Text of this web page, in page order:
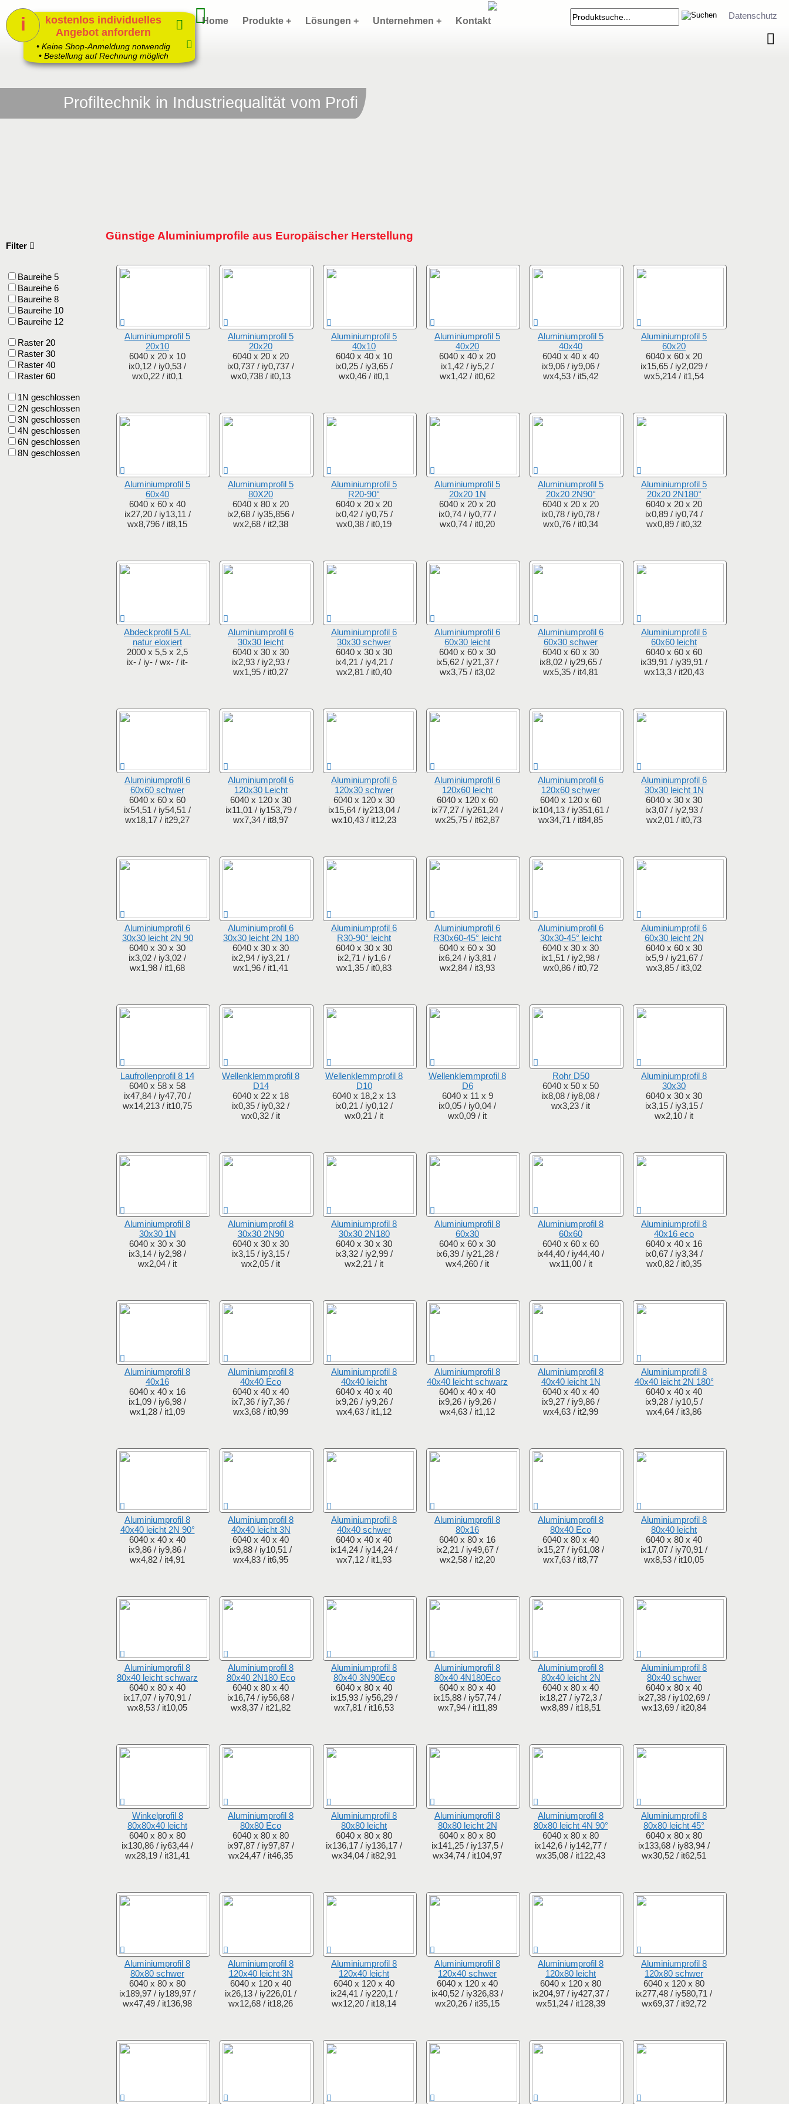
Profiltechnik in Industriequalität vom Profi
Datenschutz
Home Produkte + Lösungen + Unternehmen + Kontakt
Günstige Aluminiumprofile aus Europäischer Herstellung
Aluminiumprofil 5
20x10
6040 x 20 x 10
ix0,12 / iy0,53 /
wx0,22 / it0,1
Aluminiumprofil 5
20x20
6040 x 20 x 20
ix0,737 / iy0,737 /
wx0,738 / it0,13
Aluminiumprofil 5
40x10
6040 x 40 x 10
ix0,25 / iy3,65 /
wx0,46 / it0,1
Aluminiumprofil 5
40x20
6040 x 40 x 20
ix1,42 / iy5,2 /
wx1,42 / it0,62
Aluminiumprofil 5
40x40
6040 x 40 x 40
ix9,06 / iy9,06 /
wx4,53 / it5,42
Aluminiumprofil 5
60x20
6040 x 60 x 20
ix15,65 / iy2,029 /
wx5,214 / it1,54
Aluminiumprofil 5
60x40
6040 x 60 x 40
ix27,20 / iy13,11 /
wx8,796 / it8,15
Aluminiumprofil 5
80X20
6040 x 80 x 20
ix2,68 / iy35,856 /
wx2,68 / it2,38
Aluminiumprofil 5
R20-90°
6040 x 20 x 20
ix0,42 / iy0,75 /
wx0,38 / it0,19
Aluminiumprofil 5
20x20 1N
6040 x 20 x 20
ix0,74 / iy0,77 /
wx0,74 / it0,20
Aluminiumprofil 5
20x20 2N90°
6040 x 20 x 20
ix0,78 / iy0,78 /
wx0,76 / it0,34
Aluminiumprofil 5
20x20 2N180°
6040 x 20 x 20
ix0,89 / iy0,74 /
wx0,89 / it0,32
Abdeckprofil 5 AL
natur eloxiert
2000 x 5,5 x 2,5
ix- / iy- / wx- / it-
Aluminiumprofil 6
30x30 leicht
6040 x 30 x 30
ix2,93 / iy2,93 /
wx1,95 / it0,27
Aluminiumprofil 6
30x30 schwer
6040 x 30 x 30
ix4,21 / iy4,21 /
wx2,81 / it0,40
Aluminiumprofil 6
60x30 leicht
6040 x 60 x 30
ix5,62 / iy21,37 /
wx3,75 / it3,02
Aluminiumprofil 6
60x30 schwer
6040 x 60 x 30
ix8,02 / iy29,65 /
wx5,35 / it4,81
Aluminiumprofil 6
60x60 leicht
6040 x 60 x 60
ix39,91 / iy39,91 /
wx13,3 / it20,43
Aluminiumprofil 6
60x60 schwer
6040 x 60 x 60
ix54,51 / iy54,51 /
wx18,17 / it29,27
Aluminiumprofil 6
120x30 Leicht
6040 x 120 x 30
ix11,01 / iy153,79 /
wx7,34 / it8,97
Aluminiumprofil 6
120x30 schwer
6040 x 120 x 30
ix15,64 / iy213,04 /
wx10,43 / it12,23
Aluminiumprofil 6
120x60 leicht
6040 x 120 x 60
ix77,27 / iy261,24 /
wx25,75 / it62,87
Aluminiumprofil 6
120x60 schwer
6040 x 120 x 60
ix104,13 / iy351,61 /
wx34,71 / it84,85
Aluminiumprofil 6
30x30 leicht 1N
6040 x 30 x 30
ix3,07 / iy2,93 /
wx2,01 / it0,73
Aluminiumprofil 6
30x30 leicht 2N 90
6040 x 30 x 30
ix3,02 / iy3,02 /
wx1,98 / it1,68
Aluminiumprofil 6
30x30 leicht 2N 180
6040 x 30 x 30
ix2,94 / iy3,21 /
wx1,96 / it1,41
Aluminiumprofil 6
R30-90° leicht
6040 x 30 x 30
ix2,71 / iy1,6 /
wx1,35 / it0,83
Aluminiumprofil 6
R30x60-45° leicht
6040 x 60 x 30
ix6,24 / iy3,81 /
wx2,84 / it3,93
Aluminiumprofil 6
30x30-45° leicht
6040 x 30 x 30
ix1,51 / iy2,98 /
wx0,86 / it0,72
Aluminiumprofil 6
60x30 leicht 2N
6040 x 60 x 30
ix5,9 / iy21,67 /
wx3,85 / it3,02
Laufrollenprofil 8 14
6040 x 58 x 58
ix47,84 / iy47,70 /
wx14,213 / it10,75
Wellenklemmprofil 8
D14
6040 x 22 x 18
ix0,35 / iy0,32 /
wx0,32 / it
Wellenklemmprofil 8
D10
6040 x 18,2 x 13
ix0,21 / iy0,12 /
wx0,21 / it
Wellenklemmprofil 8
D6
6040 x 11 x 9
ix0,05 / iy0,04 /
wx0,09 / it
Rohr D50
6040 x 50 x 50
ix8,08 / iy8,08 /
wx3,23 / it
Aluminiumprofil 8
30x30
6040 x 30 x 30
ix3,15 / iy3,15 /
wx2,10 / it
Aluminiumprofil 8
30x30 1N
6040 x 30 x 30
ix3,14 / iy2,98 /
wx2,04 / it
Aluminiumprofil 8
30x30 2N90
6040 x 30 x 30
ix3,15 / iy3,15 /
wx2,05 / it
Aluminiumprofil 8
30x30 2N180
6040 x 30 x 30
ix3,32 / iy2,99 /
wx2,21 / it
Aluminiumprofil 8
60x30
6040 x 60 x 30
ix6,39 / iy21,28 /
wx4,260 / it
Aluminiumprofil 8
60x60
6040 x 60 x 60
ix44,40 / iy44,40 /
wx11,00 / it
Aluminiumprofil 8
40x16 eco
6040 x 40 x 16
ix0,67 / iy3,34 /
wx0,82 / it0,35
Aluminiumprofil 8
40x16
6040 x 40 x 16
ix1,09 / iy6,98 /
wx1,28 / it1,09
Aluminiumprofil 8
40x40 Eco
6040 x 40 x 40
ix7,36 / iy7,36 /
wx3,68 / it0,99
Aluminiumprofil 8
40x40 leicht
6040 x 40 x 40
ix9,26 / iy9,26 /
wx4,63 / it1,12
Aluminiumprofil 8
40x40 leicht schwarz
6040 x 40 x 40
ix9,26 / iy9,26 /
wx4,63 / it1,12
Aluminiumprofil 8
40x40 leicht 1N
6040 x 40 x 40
ix9,27 / iy9,86 /
wx4,63 / it2,99
Aluminiumprofil 8
40x40 leicht 2N 180°
6040 x 40 x 40
ix9,28 / iy10,5 /
wx4,64 / it3,86
Aluminiumprofil 8
40x40 leicht 2N 90°
6040 x 40 x 40
ix9,86 / iy9,86 /
wx4,82 / it4,91
Aluminiumprofil 8
40x40 leicht 3N
6040 x 40 x 40
ix9,88 / iy10,51 /
wx4,83 / it6,95
Aluminiumprofil 8
40x40 schwer
6040 x 40 x 40
ix14,24 / iy14,24 /
wx7,12 / it1,93
Aluminiumprofil 8
80x16
6040 x 80 x 16
ix2,21 / iy49,67 /
wx2,58 / it2,20
Aluminiumprofil 8
80x40 Eco
6040 x 80 x 40
ix15,27 / iy61,08 /
wx7,63 / it8,77
Aluminiumprofil 8
80x40 leicht
6040 x 80 x 40
ix17,07 / iy70,91 /
wx8,53 / it10,05
Aluminiumprofil 8
80x40 leicht schwarz
6040 x 80 x 40
ix17,07 / iy70,91 /
wx8,53 / it10,05
Aluminiumprofil 8
80x40 2N180 Eco
6040 x 80 x 40
ix16,74 / iy56,68 /
wx8,37 / it21,82
Aluminiumprofil 8
80x40 3N90Eco
6040 x 80 x 40
ix15,93 / iy56,29 /
wx7,81 / it16,53
Aluminiumprofil 8
80x40 4N180Eco
6040 x 80 x 40
ix15,88 / iy57,74 /
wx7,94 / it11,89
Aluminiumprofil 8
80x40 leicht 2N
6040 x 80 x 40
ix18,27 / iy72,3 /
wx8,89 / it18,51
Aluminiumprofil 8
80x40 schwer
6040 x 80 x 40
ix27,38 / iy102,69 /
wx13,69 / it20,84
Winkelprofil 8
80x80x40 leicht
6040 x 80 x 80
ix130,86 / iy63,44 /
wx28,19 / it31,41
Aluminiumprofil 8
80x80 Eco
6040 x 80 x 80
ix97,87 / iy97,87 /
wx24,47 / it46,35
Aluminiumprofil 8
80x80 leicht
6040 x 80 x 80
ix136,17 / iy136,17 /
wx34,04 / it82,91
Aluminiumprofil 8
80x80 leicht 2N
6040 x 80 x 80
ix141,25 / iy137,5 /
wx34,74 / it104,97
Aluminiumprofil 8
80x80 leicht 4N 90°
6040 x 80 x 80
ix142,6 / iy142,77 /
wx35,08 / it122,43
Aluminiumprofil 8
80x80 leicht 45°
6040 x 80 x 80
ix133,68 / iy83,94 /
wx30,52 / it62,51
Aluminiumprofil 8
80x80 schwer
6040 x 80 x 80
ix189,97 / iy189,97 /
wx47,49 / it136,98
Aluminiumprofil 8
120x40 leicht 3N
6040 x 120 x 40
ix26,13 / iy226,01 /
wx12,68 / it18,26
Aluminiumprofil 8
120x40 leicht
6040 x 120 x 40
ix24,41 / iy220,1 /
wx12,20 / it18,14
Aluminiumprofil 8
120x40 schwer
6040 x 120 x 40
ix40,52 / iy326,83 /
wx20,26 / it35,15
Aluminiumprofil 8
120x80 leicht
6040 x 120 x 80
ix204,97 / iy427,37 /
wx51,24 / it128,39
Aluminiumprofil 8
120x80 schwer
6040 x 120 x 80
ix277,48 / iy580,71 /
wx69,37 / it92,72
Filter
Baureihe 5
Baureihe 6
Baureihe 8
Baureihe 10
Baureihe 12
Raster 20
Raster 30
Raster 40
Raster 60
1N geschlossen
2N geschlossen
3N geschlossen
4N geschlossen
6N geschlossen
8N geschlossen
kostenlos individuelles
Angebot anfordern
1
• Keine Shop-Anmeldung notwendig
• Bestellung auf Rechnung möglich
i